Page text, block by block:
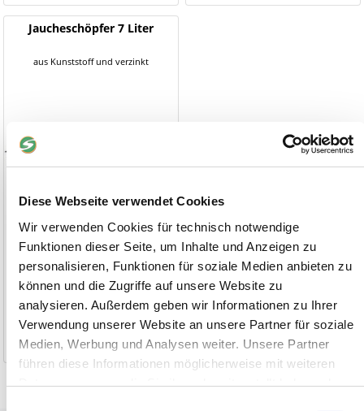
Diese Webseite verwendet Cookies
Wir verwenden Cookies für technisch notwendige
Funktionen dieser Seite, um Inhalte und Anzeigen zu
personalisieren, Funktionen für soziale Medien anbieten zu
können und die Zugriffe auf unsere Website zu
analysieren. Außerdem geben wir Informationen zu Ihrer
Verwendung unserer Website an unsere Partner für soziale
Medien, Werbung und Analysen weiter. Unsere Partner
führen diese Informationen möglicherweise mit weiteren
Daten zusammen, die Sie ihnen bereitgestellt haben oder
Jaucheschöpfer 7 Liter
aus Kunststoff und verzinkt
10,50 €
1-2 Werktage